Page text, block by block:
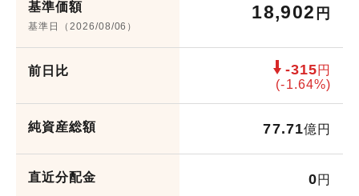
電子公告
採用情報
各種方針
基準価額
基準日（2026/08/06）
18,902 円
前日比 -315円
(-1.64%)
純資産総額 77.71億円
直近分配金 0円